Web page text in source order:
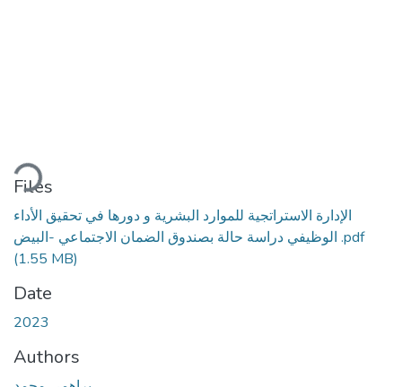
Files
الإدارة الاستراتجية للموارد البشرية و دورها في تحقيق الأداء
الوظيفي دراسة حالة بصندوق الضمان الاجتماعي -البيض .pdf
(1.55 MB)
Date
2023
Authors